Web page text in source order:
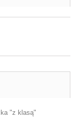
"z klasą"